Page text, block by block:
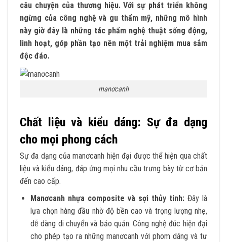
câu chuyện của thương hiệu. Với sự phát triển không
ngừng của công nghệ và gu thẩm mỹ, những mô hình
này giờ đây là những tác phẩm nghệ thuật sống động,
linh hoạt, góp phần tạo nên một trải nghiệm mua sắm
độc đáo.
manơcanh
Chất liệu và kiểu dáng: Sự đa dạng
cho mọi phong cách
Sự đa dạng của manơcanh hiện đại được thể hiện qua chất
liệu và kiểu dáng, đáp ứng mọi nhu cầu trưng bày từ cơ bản
đến cao cấp.
Manơcanh nhựa composite và sợi thủy tinh:Đây là
lựa chọn hàng đầu nhờ độ bền cao và trọng lượng nhẹ,
dễ dàng di chuyển và bảo quản. Công nghệ đúc hiện đại
cho phép tạo ra những manơcanh với phom dáng và tư